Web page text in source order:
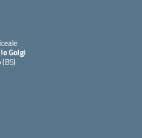
Golgi